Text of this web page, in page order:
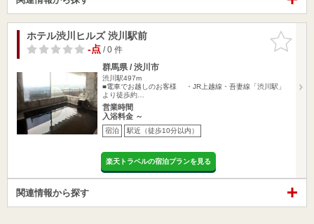
お気に入
りに追加
ホテル渋川ヒルズ 渋川駅前
-点/ 0 件
群馬県 / 渋川市
渋川駅497m
■電車でお越しのお客様 ・JR上越線・吾妻線「渋川駅」
より徒歩約…
営業時間
入浴料金 ～
宿泊 駅近（徒歩10分以内）
楽天トラベルの宿泊プランを見る
関連情報から探す